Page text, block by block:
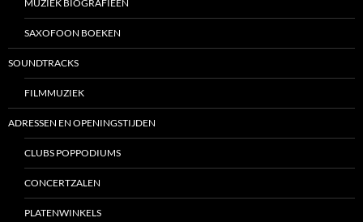
MUZIEK BIOGRAFIEËN
SAXOFOON BOEKEN
SOUNDTRACKS
FILMMUZIEK
ADRESSEN EN OPENINGSTIJDEN
CLUBS POPPODIUMS
CONCERTZALEN
PLATENWINKELS